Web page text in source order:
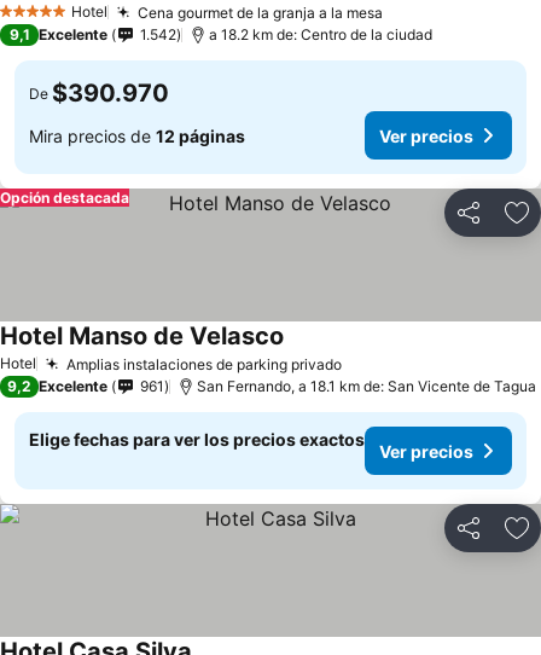
5 Estrellas Hotel Cena gourmet de la granja a la mesa
9,1 Excelente 1.542 a 18.2 km de: Centro de la ciudad
De $390.970
Mira precios de 12 páginas Ver precios
Compartir
Opción destacada
Hotel Amplias instalaciones de parking privado
Hotel Manso de Velasco
9,2 Excelente 961 San Fernando, a 18.1 km de: San Vicente de Tagua
Elige fechas para ver los precios exactos
Ver precios
Compartir